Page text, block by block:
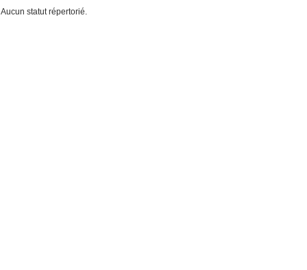
Aucun statut répertorié.